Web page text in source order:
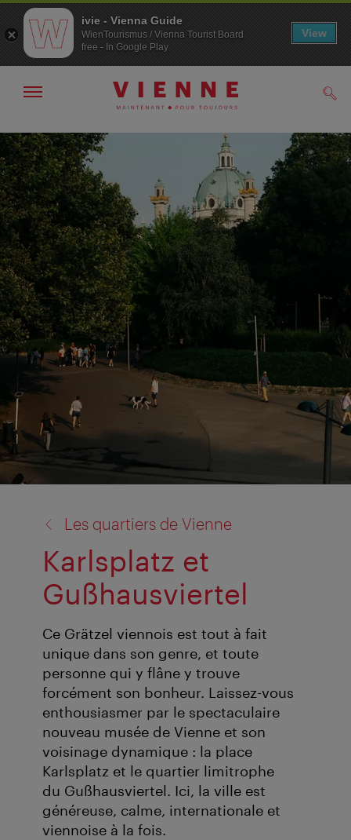
Navigation
Contenu
Afficher
la
navigation
Les quartiers de Vienne
Karlsplatz et
Gußhausviertel
Ce Grätzel viennois est tout à fait
unique dans son genre, et toute
personne qui y flâne y trouve
forcément son bonheur. Laissez-vous
enthousiasmer par le spectaculaire
nouveau musée de Vienne et son
voisinage dynamique : la place
Karlsplatz et le quartier limitrophe
du Gußhausviertel. Ici, la ville est
généreuse, calme, internationale et
viennoise à la fois.
ivie - Vienna Guide
WienTourismus / Vienna Tourist Board
free - In Google Play
View